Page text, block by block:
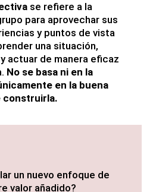
se refiere a la
para aprovechar sus
y puntos de vista
una situación,
actuar de manera eficaz
No se basa ni en la
en la buena
construirla.
un nuevo enfoque de
valor añadido?